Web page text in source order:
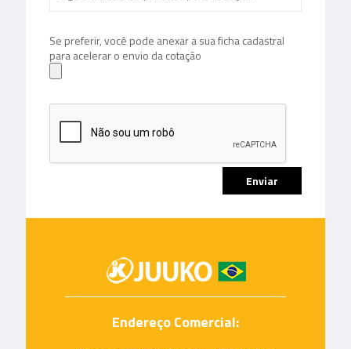
Se preferir, você pode anexar a sua ficha cadastral
para acelerar o envio da cotação
Endereço Comercial: